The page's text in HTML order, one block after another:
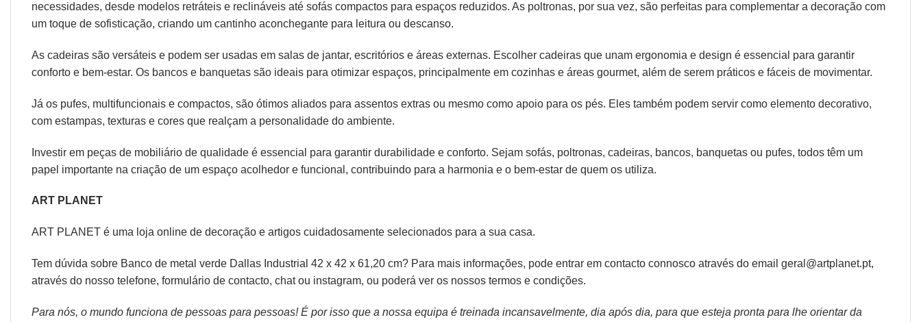
necessidades, desde modelos retráteis e reclináveis até sofás compactos para espaços reduzidos. As poltronas, por sua vez, são perfeitas para complementar a decoração com
um toque de sofisticação, criando um cantinho aconchegante para leitura ou descanso.
As cadeiras são versáteis e podem ser usadas em salas de jantar, escritórios e áreas externas. Escolher cadeiras que unam ergonomia e design é essencial para garantir
conforto e bem-estar. Os bancos e banquetas são ideais para otimizar espaços, principalmente em cozinhas e áreas gourmet, além de serem práticos e fáceis de movimentar.
Já os pufes, multifuncionais e compactos, são ótimos aliados para assentos extras ou mesmo como apoio para os pés. Eles também podem servir como elemento decorativo,
com estampas, texturas e cores que realçam a personalidade do ambiente.
Investir em peças de mobiliário de qualidade é essencial para garantir durabilidade e conforto. Sejam sofás, poltronas, cadeiras, bancos, banquetas ou pufes, todos têm um
papel importante na criação de um espaço acolhedor e funcional, contribuindo para a harmonia e o bem-estar de quem os utiliza.
ART PLANET
ART PLANET é uma loja online de decoração e artigos cuidadosamente selecionados para a sua casa.
Tem dúvida sobre Banco de metal verde Dallas Industrial 42 x 42 x 61,20 cm? Para mais informações, pode entrar em contacto connosco através do email geral@artplanet.pt,
através do nosso telefone, formulário de contacto, chat ou instagram, ou poderá ver os nossos termos e condições.
Para nós, o mundo funciona de pessoas para pessoas! É por isso que a nossa equipa é treinada incansavelmente, dia após dia, para que esteja pronta para lhe orientar da